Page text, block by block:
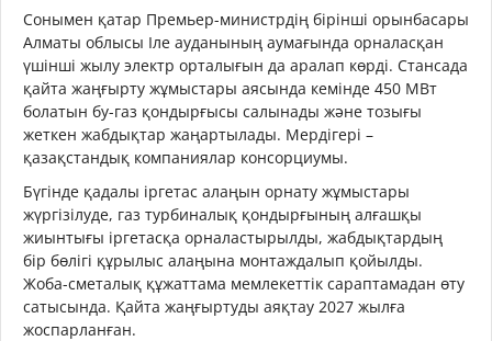
Сонымен қатар Премьер-министрдің бірінші орынбасары
Алматы облысы Іле ауданының аумағында орналасқан
үшінші жылу электр орталығын да аралап көрді. Стансада
қайта жаңғырту жұмыстары аясында кемінде 450 МВт
болатын бу-газ қондырғысы салынады және тозығы
жеткен жабдықтар жаңартылады. Мердігері –
қазақстандық компаниялар консорциумы.
Бүгінде қадалы іргетас алаңын орнату жұмыстары
жүргізілуде, газ турбиналық қондырғының алғашқы
жиынтығы іргетасқа орналастырылды, жабдықтардың
бір бөлігі құрылыс алаңына монтаждалып қойылды.
Жоба-сметалық құжаттама мемлекеттік сараптамадан өту
сатысында. Қайта жаңғыртуды аяқтау 2027 жылға
жоспарланған.